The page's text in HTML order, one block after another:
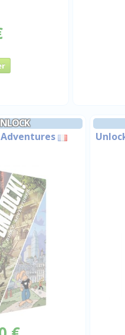
Adventures